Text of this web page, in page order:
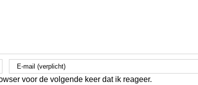
voor de volgende keer dat ik reageer.